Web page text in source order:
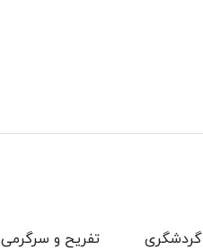
تفریح و سرگرمی گردشگری